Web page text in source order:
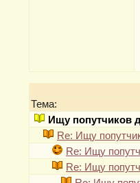
Тема:
Ищу попутчиков
Re: Ищу
Re: Ищу
Re: Ищу